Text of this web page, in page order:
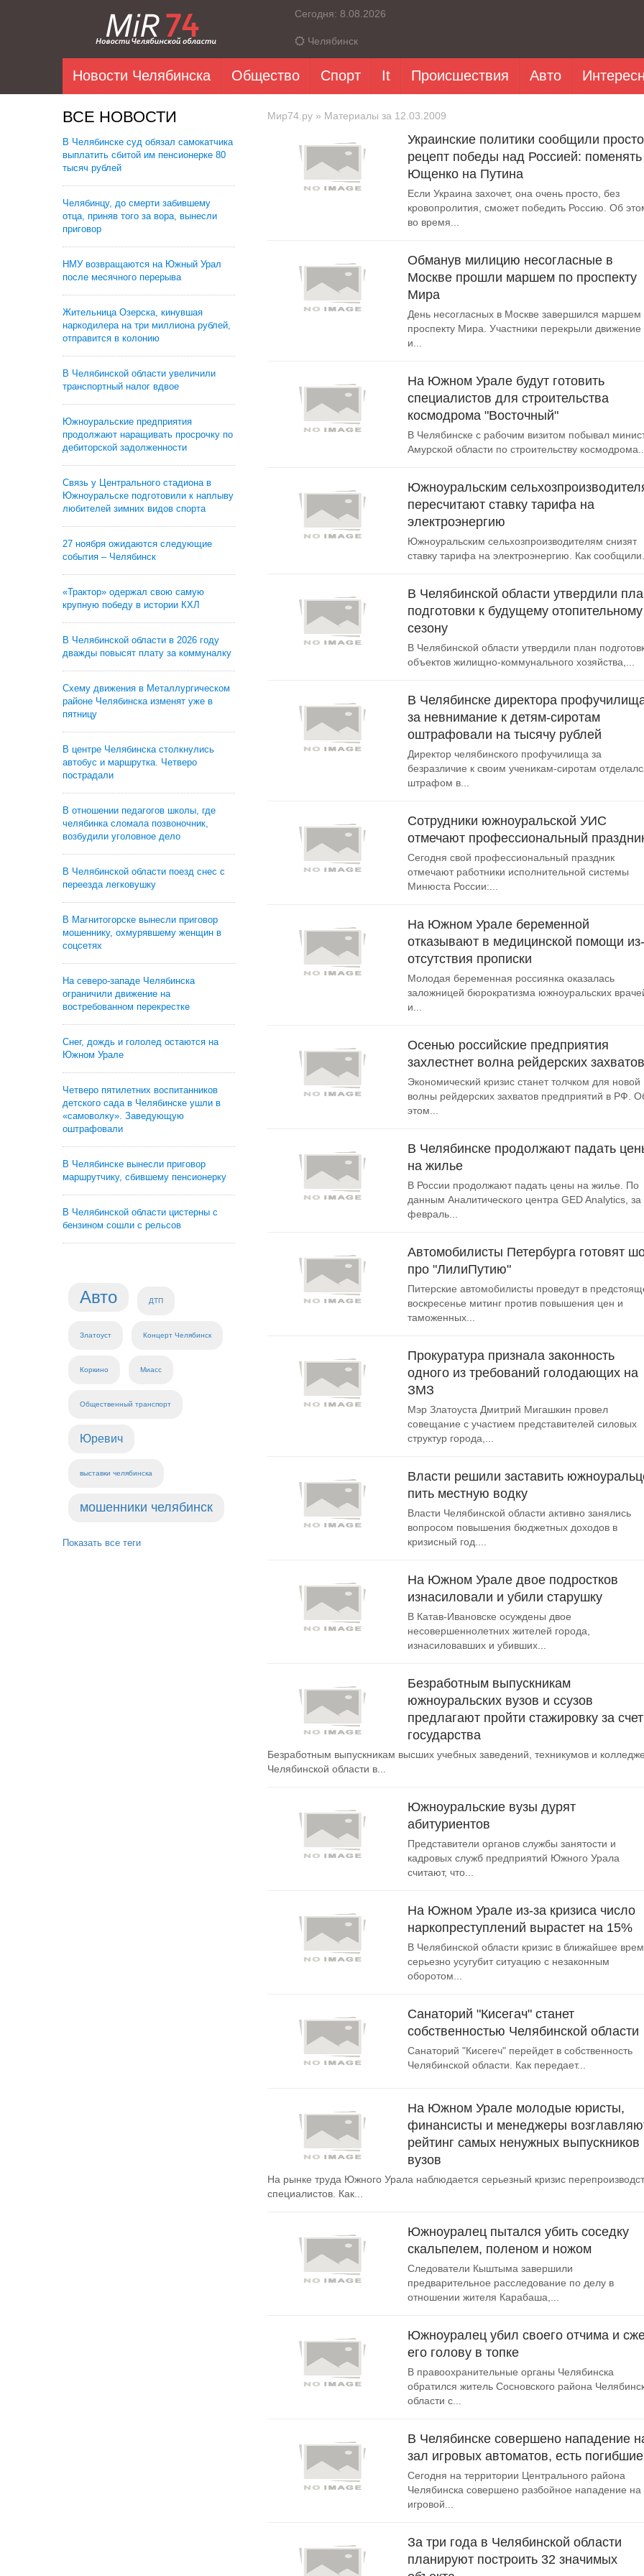
Сегодня: 8.08.2026
Челябинск
Новости Челябинска Общество Спорт It Происшествия Авто
ВСЕ НОВОСТИ
В Челябинске суд обязал самокатчика
выплатить сбитой им пенсионерке 80
тысяч рублей
Челябинцу, до смерти забившему
отца, приняв того за вора, вынесли
приговор
НМУ возвращаются на Южный Урал
после месячного перерыва
Жительница Озерска, кинувшая
наркодилера на три миллиона рублей,
отправится в колонию
В Челябинской области увеличили
транспортный налог вдвое
Южноуральские предприятия
продолжают наращивать просрочку по
дебиторской задолженности
Связь у Центрального стадиона в
Южноуральске подготовили к наплыву
любителей зимних видов спорта
27 ноября ожидаются следующие
события – Челябинск
«Трактор» одержал свою самую
крупную победу в истории КХЛ
В Челябинской области в 2026 году
дважды повысят плату за коммуналку
Схему движения в Металлургическом
районе Челябинска изменят уже в
пятницу
В центре Челябинска столкнулись
автобус и маршрутка. Четверо
пострадали
В отношении педагогов школы, где
челябинка сломала позвоночник,
возбудили уголовное дело
В Челябинской области поезд снес с
переезда легковушку
В Магнитогорске вынесли приговор
мошеннику, охмурявшему женщин в
соцсетях
На северо-западе Челябинска
ограничили движение на
востребованном перекрестке
Снег, дождь и гололед остаются на
Южном Урале
Четверо пятилетних воспитанников
детского сада в Челябинске ушли в
«самоволку». Заведующую
оштрафовали
В Челябинске вынесли приговор
маршрутчику, сбившему пенсионерку
В Челябинской области цистерны с
бензином сошли с рельсов
Авто ДТП
Златоуст Концерт Челябинск
Коркино Миасс
Общественный транспорт
Юревич
выставки челябинска
мошенники челябинск
Показать все теги
Мир74.ру » Материалы за 12.03.2009
Украинские политики сообщили
рецепт победы над Россией: поменять
Ющенко на Путина
Если Украина захочет, она очень просто, без
кровопролития, сможет победить Россию. Об
во время...
Обманув милицию несогласные в
Москве прошли маршем по проспекту
Мира
День несогласных в Москве завершился маршем
проспекту Мира. Участники перекрыли движение
и...
На Южном Урале будут готовить
специалистов для строительства
космодрома "Восточный"
В Челябинске с рабочим визитом побывал
Амурской области по строительству
Южноуральским
пересчитают ставку тарифа на
электроэнергию
Южноуральским сельхозпроизводителям снизят
ставку тарифа на электроэнергию. Как
В Челябинской области утвердили
подготовки к будущему отопительному
сезону
В Челябинской области утвердили план
объектов жилищно-коммунального хозяйства,...
В Челябинске директора
за невнимание к детям-сиротам
оштрафовали на тысячу рублей
Директор челябинского профучилища за
безразличие к своим ученикам-сиротам
штрафом в...
Сотрудники южноуральской УИС
отмечают профессиональный
Сегодня свой профессиональный праздник
отмечают работники исполнительной системы
Минюста России:...
На Южном Урале беременной
отказывают в медицинской помощи
отсутствия прописки
Молодая беременная россиянка оказалась
заложницей бюрократизма южноуральских
и...
Осенью российские предприятия
захлестнет волна рейдерских захватов
Экономический кризис станет толчком для новой
волны рейдерских захватов предприятий в РФ.
этом...
В Челябинске продолжают падать
на жилье
В России продолжают падать цены на жилье. По
данным Аналитического центра GED Analytics, за
февраль...
Автомобилисты Петербурга готовят
про "ЛилиПутию"
Питерские автомобилисты проведут в
воскресенье митинг против повышения цен и
таможенных...
Прокуратура признала законность
одного из требований голодающих на
ЗМЗ
Мэр Златоуста Дмитрий Мигашкин провел
совещание с участием представителей силовых
структур города,...
Власти решили заставить
пить местную водку
Власти Челябинской области активно занялись
вопросом повышения бюджетных доходов в
кризисный год....
На Южном Урале двое подростков
изнасиловали и убили старушку
В Катав-Ивановске осуждены двое
несовершеннолетних жителей города,
изнасиловавших и убивших...
Безработным выпускникам
южноуральских вузов и ссузов
предлагают пройти стажировку за счет
государства
Безработным выпускникам высших учебных заведений, техникумов и
Челябинской области в...
Южноуральские вузы дурят
абитуриентов
Представители органов службы занятости и
кадровых служб предприятий Южного Урала
считают, что...
На Южном Урале из-за кризиса число
наркопреступлений вырастет на 15%
В Челябинской области кризис в ближайшее
серьезно усугубит ситуацию с незаконным
оборотом...
Санаторий "Кисегач" станет
собственностью Челябинской области
Санаторий "Кисегеч" перейдет в собственность
Челябинской области. Как передает...
На Южном Урале молодые юристы,
финансисты и менеджеры
рейтинг самых ненужных выпускников
вузов
На рынке труда Южного Урала наблюдается серьезный кризис
специалистов. Как...
Южноуралец пытался убить соседку
скальпелем, поленом и ножом
Следователи Кыштыма завершили
предварительное расследование по делу в
отношении жителя Карабаша,...
Южноуралец убил своего отчима и
его голову в топке
В правоохранительные органы Челябинска
обратился житель Сосновского района
области с...
В Челябинске совершено нападение
зал игровых автоматов, есть погибшие
Сегодня на территории Центрального района
Челябинска совершено разбойное нападение на
игровой...
За три года в Челябинской области
планируют построить 32 значимых